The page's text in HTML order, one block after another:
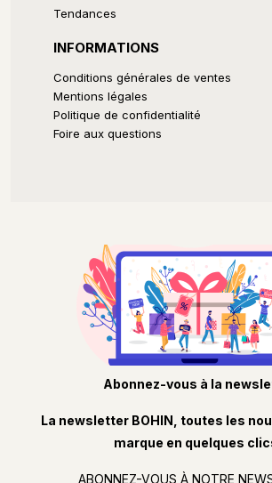
Diffus'Laine Tissus
17 Rue Du Traité De Lisbonne
Mondial Tissus
Mondial Tissus
Route De Caldaniccia Lieu Dit
Parc Atrium Zone
20167 Sarrola-Carcopino
Mondial Tissus
8 Bis Et 10 Route De Montbeliard
Tendances
INFORMATIONS
Conditions générales de ventes
Mentions légales
Politique de confidentialité
Foire aux questions
Abonnez-vous à la
La newsletter BOHIN, toutes les
marque en quelques
ABONNEZ-VOUS À NOTRE